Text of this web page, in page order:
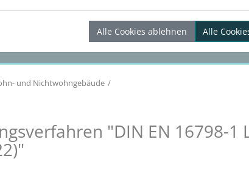
und Nichtwohngebäude
"DIN EN 16798-1
Alle Cookies ablehnen Alle